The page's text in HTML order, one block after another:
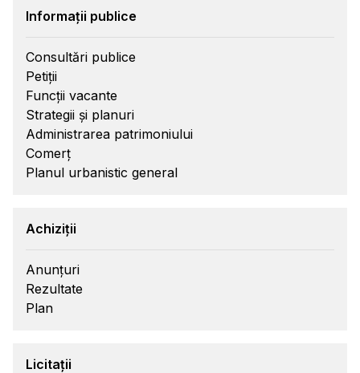
Informații publice
Consultări publice
Petiții
Funcții vacante
Strategii și planuri
Administrarea patrimoniului
Comerț
Planul urbanistic general
Achiziții
Anunțuri
Rezultate
Plan
Licitații